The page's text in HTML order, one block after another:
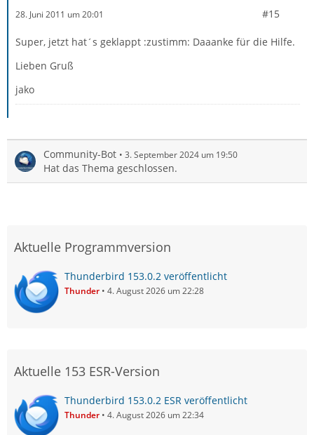
28. Juni 2011 um 20:01 #15
Super, jetzt hat´s geklappt :zustimm: Daaanke für die Hilfe.
Lieben Gruß
jako
Community-Bot 3. September 2024 um 19:50
Hat das Thema geschlossen.
Aktuelle Programmversion
Thunderbird 153.0.2 veröffentlicht
Thunder 4. August 2026 um 22:28
Aktuelle 153 ESR-Version
Thunderbird 153.0.2 ESR veröffentlicht
Thunder 4. August 2026 um 22:34